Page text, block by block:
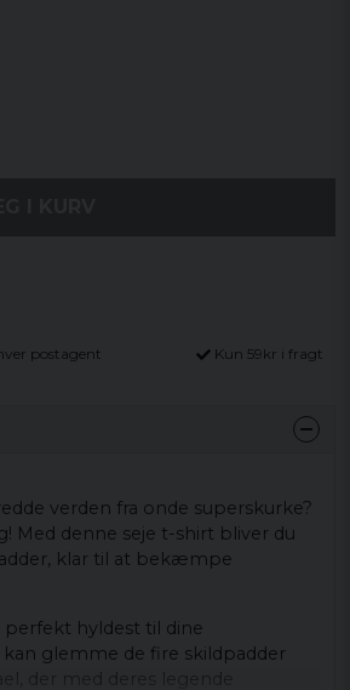
postagent Kun 59kr i fragt
verden fra onde superskurke?
Med denne seje t-shirt bliver du
klar til at bekæmpe
perfekt hyldest til dine
glemme de fire skildpadder
der med deres legende